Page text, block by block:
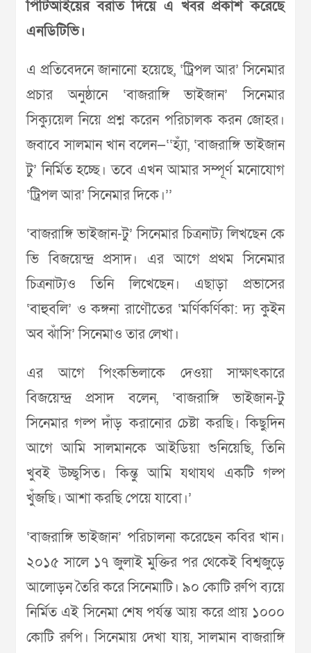
পিটিআইয়ের বরাত দিয়ে এ খবর প্রকাশ করেছে
এনডিটিভি।
এ প্রতিবেদনে জানানো হয়েছে, ‘ট্রিপল আর’ সিনেমার
প্রচার অনুষ্ঠানে ‘বাজরাঙ্গি ভাইজান’ সিনেমার
সিক্যুয়েল নিয়ে প্রশ্ন করেন পরিচালক করন জোহর।
জবাবে সালমান খান বলেন—‘‘হ্যাঁ, ‘বাজরাঙ্গি ভাইজান
টু’ নির্মিত হচ্ছে। তবে এখন আমার সম্পূর্ণ মনোযোগ
‘ট্রিপল আর’ সিনেমার দিকে।’’
‘বাজরাঙ্গি ভাইজান-টু’ সিনেমার চিত্রনাট্য লিখছেন কে
ভি বিজয়েন্দ্র প্রসাদ। এর আগে প্রথম সিনেমার
চিত্রনাট্যও তিনি লিখেছেন। এছাড়া প্রভাসের
‘বাহুবলি’ ও কঙ্গনা রাণৌতের ‘মর্ণিকর্ণিকা: দ্য কুইন
অব ঝাঁসি’ সিনেমাও তার লেখা।
এর আগে পিংকভিলাকে দেওয়া সাক্ষাৎকারে
বিজয়েন্দ্র প্রসাদ বলেন, ‘বাজরাঙ্গি ভাইজান-টু
সিনেমার গল্প দাঁড় করানোর চেষ্টা করছি। কিছুদিন
আগে আমি সালমানকে আইডিয়া শুনিয়েছি, তিনি
খুবই উচ্ছ্বসিত। কিন্তু আমি যথাযথ একটি গল্প
খুঁজছি। আশা করছি পেয়ে যাবো।’
‘বাজরাঙ্গি ভাইজান’ পরিচালনা করেছেন কবির খান।
২০১৫ সালে ১৭ জুলাই মুক্তির পর থেকেই বিশ্বজুড়ে
আলোড়ন তৈরি করে সিনেমাটি। ৯০ কোটি রুপি ব্যয়ে
নির্মিত এই সিনেমা শেষ পর্যন্ত আয় করে প্রায় ১০০০
কোটি রুপি। সিনেমায় দেখা যায়, সালমান বাজরাঙ্গি